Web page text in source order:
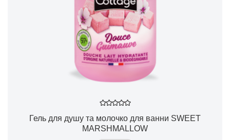
Гель для душу та молочко для ванни SWEET
MARSHMALLOW